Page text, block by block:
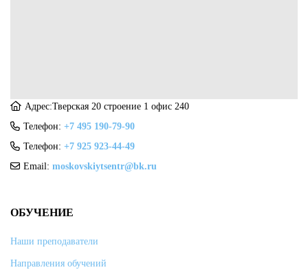
Адрес:Тверская 20 строение 1 офис 240
Телефон: +7 495 190-79-90
Телефон: +7 925 923-44-49
Email: moskovskiytsentr@bk.ru
ОБУЧЕНИЕ
Наши преподаватели
Направления обучений